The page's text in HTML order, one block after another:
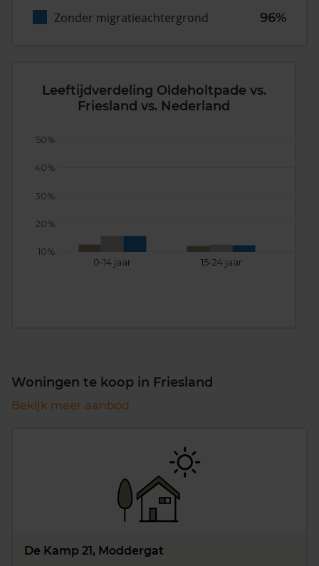
Zonder migratieachtergrond
96%
Leeftijdverdeling Oldeholtpade vs.
Friesland vs. Nederland
0-14 jaar 15-24 jaar
10%
20%
30%
40%
50%
Woningen te koop in Friesland
Bekijk meer aanbod
De Kamp 21, Moddergat